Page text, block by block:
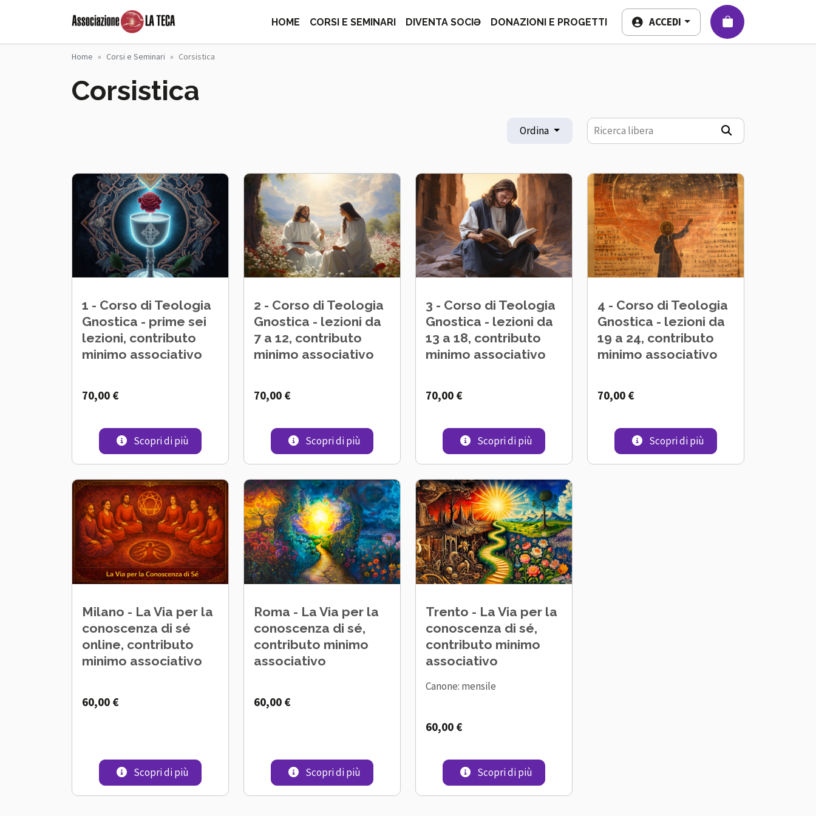
Associazione La Teca Nazionale Aps
HOME CORSI E SEMINARI DIVENTA SOCIƏ DONAZIONI E PROGETTI ACCEDI
Home Corsi e Seminari Corsistica
Corsistica
Ordina
1 - Corso di Teologia
Gnostica - prime sei
lezioni, contributo
minimo associativo
70,00 €
Scopri di più 1 - Corso di Teologia Gnostica - prime sei lezioni, contributo minimo associativo
2 - Corso di Teologia
Gnostica - lezioni da
7 a 12, contributo
minimo associativo
70,00 €
Scopri di più 2 - Corso di Teologia Gnostica - lezioni da 7 a 12, contributo minimo associativo
3 - Corso di Teologia
Gnostica - lezioni da
13 a 18, contributo
minimo associativo
70,00 €
Scopri di più 3 - Corso di Teologia Gnostica - lezioni da 13 a 18, contributo
4 - Corso di Teologia
Gnostica - lezioni da
19 a 24, contributo
minimo associativo
70,00 €
Scopri di più
Milano - La Via per la
conoscenza di sé
online, contributo
minimo associativo
60,00 €
Scopri di più Milano - La Via per la conoscenza di sé online, contributo minimo associativo
Roma - La Via per la
conoscenza di sé,
contributo minimo
associativo
60,00 €
Scopri di più Roma - La Via per la conoscenza di sé, contributo minimo associativo
Trento - La Via per la
conoscenza di sé,
contributo minimo
associativo
Canone: mensile
60,00 €
Scopri di più